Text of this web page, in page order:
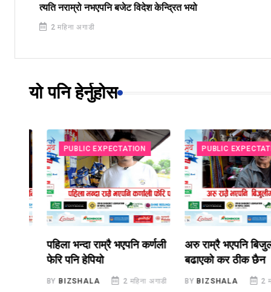
त्यति नराम्रो नभएपनि बजेट विदेश केन्द्रित भयो
2 महिना अगाडी
यो पनि हेर्नुहोस
PUBLIC EXPECTATION
पहिला भन्दा राम्रै भएपनि कर्णली
फेरि पनि हेपियो
BIZSHALA 2 महिना अगाडी
PUBLIC EXPECTATION
अरु राम्रै भएपनि बिजुलीमा
बढाएको कर ठीक छैन
BIZSHALA 2 महिना